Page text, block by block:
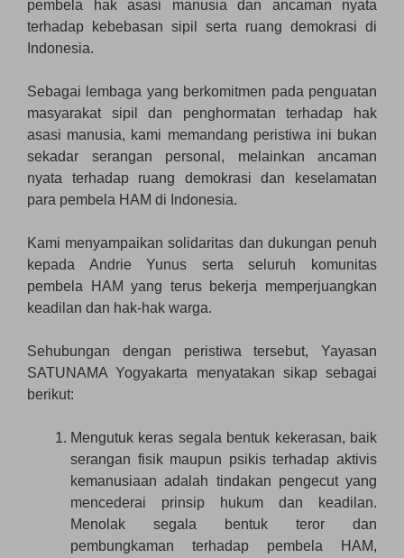
pembela hak asasi manusia dan ancaman nyata
terhadap kebebasan sipil serta ruang demokrasi di
Indonesia.
Sebagai lembaga yang berkomitmen pada penguatan
masyarakat sipil dan penghormatan terhadap hak
asasi manusia, kami memandang peristiwa ini bukan
sekadar serangan personal, melainkan ancaman
nyata terhadap ruang demokrasi dan keselamatan
para pembela HAM di Indonesia.
Kami menyampaikan solidaritas dan dukungan penuh
kepada Andrie Yunus serta seluruh komunitas
pembela HAM yang terus bekerja memperjuangkan
keadilan dan hak-hak warga.
Sehubungan dengan peristiwa tersebut, Yayasan
SATUNAMA Yogyakarta menyatakan sikap sebagai
berikut:
Mengutuk keras segala bentuk kekerasan, baik
serangan fisik maupun psikis terhadap aktivis
kemanusiaan adalah tindakan pengecut yang
mencederai prinsip hukum dan keadilan.
Menolak segala bentuk teror dan
pembungkaman terhadap pembela HAM,